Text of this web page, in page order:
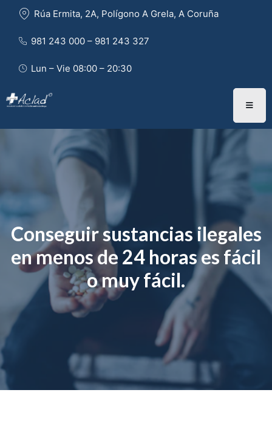
Rúa Ermita, 2A, Polígono A Grela, A Coruña
981 243 000 – 981 243 327
Lun – Vie 08:00 – 20:30
Conseguir sustancias ilegales
en menos de 24 horas es fácil
o muy fácil.